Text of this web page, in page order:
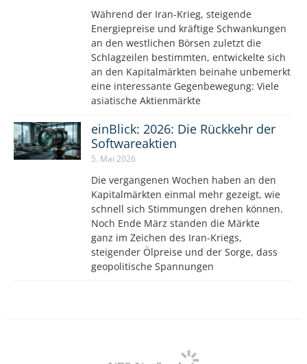
Während der Iran-Krieg, steigende
Energiepreise und kräftige Schwankungen
an den westlichen Börsen zuletzt die
Schlagzeilen bestimmten, entwickelte sich
an den Kapitalmärkten beinahe unbemerkt
eine interessante Gegenbewegung: Viele
asiatische Aktienmärkte
einBlick: 2026: Die Rückkehr der
Softwareaktien
5. Mai 2026
Die vergangenen Wochen haben an den
Kapitalmärkten einmal mehr gezeigt, wie
schnell sich Stimmungen drehen können.
Noch Ende März standen die Märkte
ganz im Zeichen des Iran-Kriegs,
steigender Ölpreise und der Sorge, dass
geopolitische Spannungen